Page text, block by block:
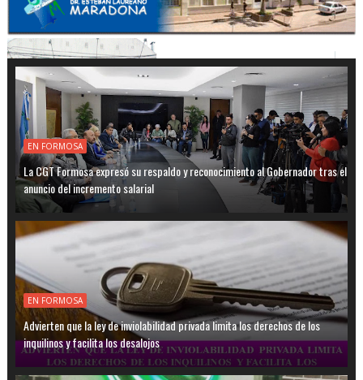
EN FORMOSA
La CGT Formosa expresó su respaldo y reconocimiento al Gobernador tras el
anuncio del incremento salarial
EN FORMOSA
Advierten que la ley de inviolabilidad privada limita los derechos de los
inquilinos y facilita los desalojos